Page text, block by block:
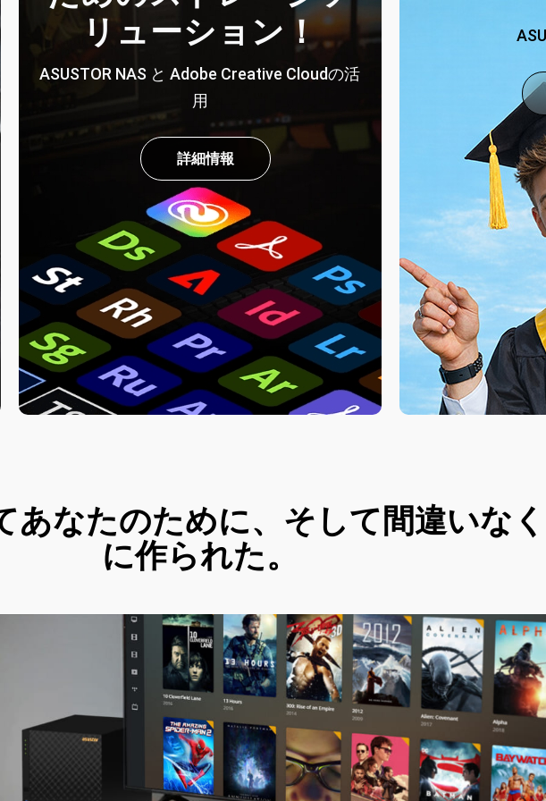
リューション！
ASUSTOR NAS と Adobe Creative Cloudの活
用
詳細情報
あなたのために、そして間違いな
に作られた。